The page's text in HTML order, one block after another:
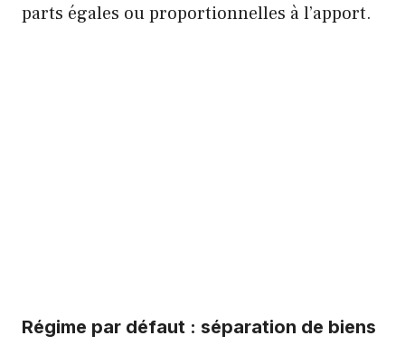
parts égales ou proportionnelles à l’apport.
Régime par défaut : séparation de biens